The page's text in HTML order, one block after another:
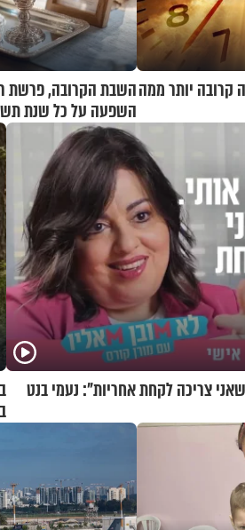
קרובה יותר ממההשבת הקרובה, פרשת
השפעה על כל שנת
צריכה לקחת אחריות": נעמי בנט